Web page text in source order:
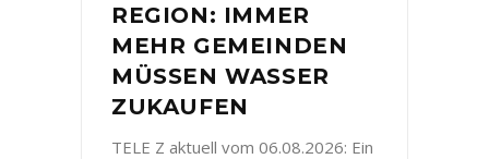
REGION: IMMER
MEHR GEMEINDEN
MÜSSEN WASSER
ZUKAUFEN
TELE Z aktuell vom 06.08.2026: Ein